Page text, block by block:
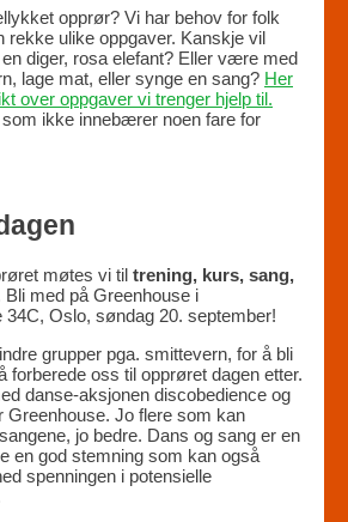
opprør? Vi har behov for folk
rekke ulike oppgaver. Kanskje vil
diger, rosa elefant? Eller være med
lage mat, eller synge en sang? Her
over oppgaver vi trenger hjelp til.
ikke innebærer noen fare for
møtes vi til trening, kurs, sang,
Bli med på Greenhouse i
34C, Oslo, søndag 20. september!
grupper pga. smittevern, for å bli
forberede oss til opprøret dagen etter.
danse-aksjonen discobedience og
Greenhouse. Jo flere som kan
jo bedre. Dans og sang er en
en god stemning som kan også
spenningen i potensielle